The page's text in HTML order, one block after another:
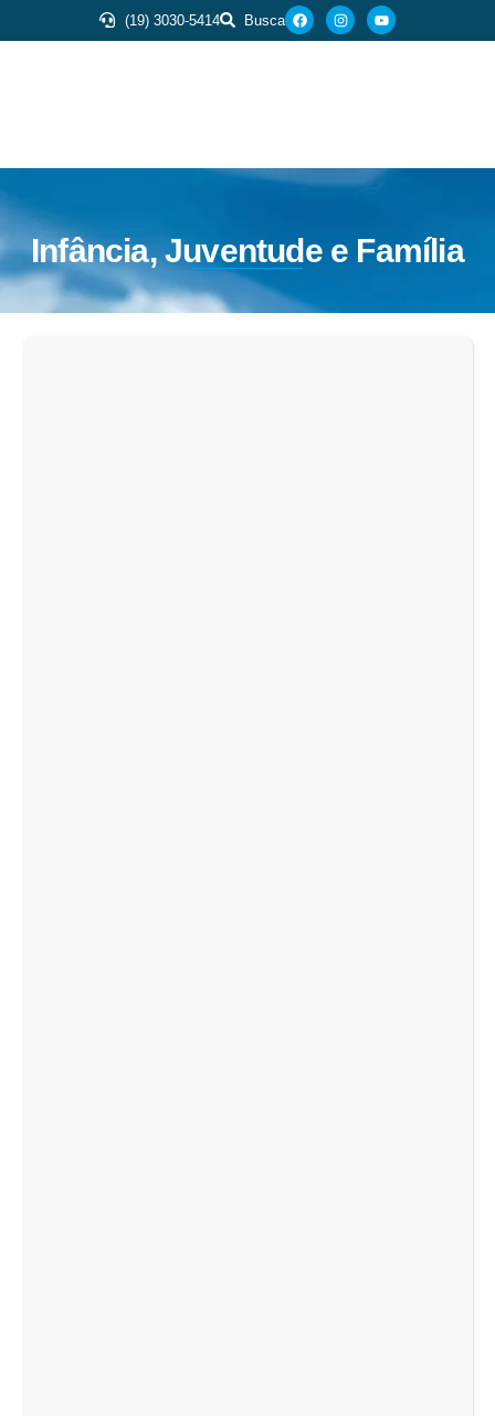
(19) 3030-5414 Busca
Infância, Juventude e Família